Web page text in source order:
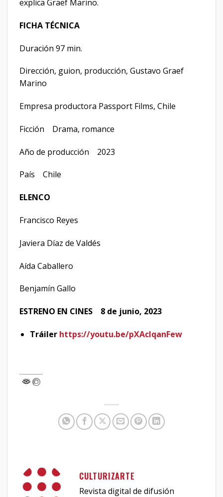
explica Graef Marino.
FICHA TÉCNICA
Duración 97 min.
Dirección, guion, producción, Gustavo Graef
Marino
Empresa productora Passport Films, Chile
Ficción Drama, romance
Año de producción 2023
País Chile
ELENCO
Francisco Reyes
Javiera Díaz de Valdés
Aída Caballero
Benjamín Gallo
ESTRENO EN CINES 8 de junio, 2023
Tráiler https://youtu.be/pXAcIqanFew
CULTURIZARTE
Revista digital de difusión